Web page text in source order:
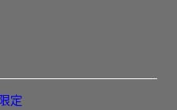
定